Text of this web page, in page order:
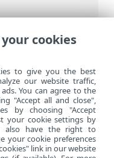
Security
>
cookies
to give you the best
our website traffic,
You can agree to the
"Accept all and close",
by choosing "Accept
your cookie settings by
also have the right to
your cookie preferences
link in our website